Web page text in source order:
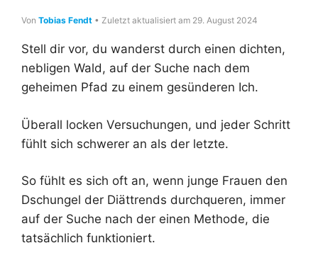
Von Tobias Fendt • Zuletzt aktualisiert am 29. August 2024
Stell dir vor, du wanderst durch einen dichten,
nebligen Wald, auf der Suche nach dem
geheimen Pfad zu einem gesünderen Ich.
Überall locken Versuchungen, und jeder Schritt
fühlt sich schwerer an als der letzte.
So fühlt es sich oft an, wenn junge Frauen den
Dschungel der Diättrends durchqueren, immer
auf der Suche nach der einen Methode, die
tatsächlich funktioniert.